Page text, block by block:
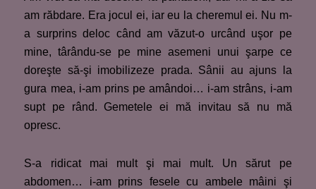
am răbdare. Era jocul ei, iar eu la cheremul ei. Nu m-
a surprins deloc când am văzut-o urcând uşor pe
mine, târându-se pe mine asemeni unui şarpe ce
doreşte să-şi imobilizeze prada. Sânii au ajuns la
gura mea, i-am prins pe amândoi… i-am strâns, i-am
supt pe rând. Gemetele ei mă invitau să nu mă
opresc.
S-a ridicat mai mult şi mai mult. Un sărut pe
abdomen… i-am prins fesele cu ambele mâini şi